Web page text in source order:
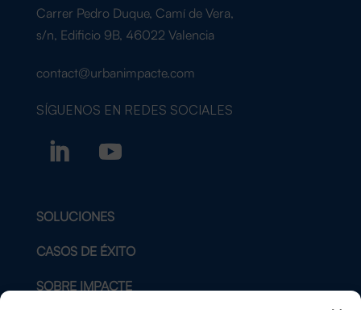
Carrer Pedro Duque, Camí de Vera,
s/n, Edificio 9B, 46022 Valencia
contact@urbanimpacte.com
SÍGUENOS EN REDES SOCIALES
SOLUCIONES
CASOS DE ÉXITO
SOBRE IMPACTE